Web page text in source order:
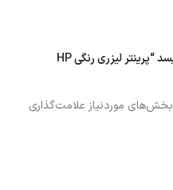
اولین کسی باشید که دیدگاهی می نویسد “پرینتر لیزری رنگی HP
بخش‌های موردنیاز علامت‌گذاری